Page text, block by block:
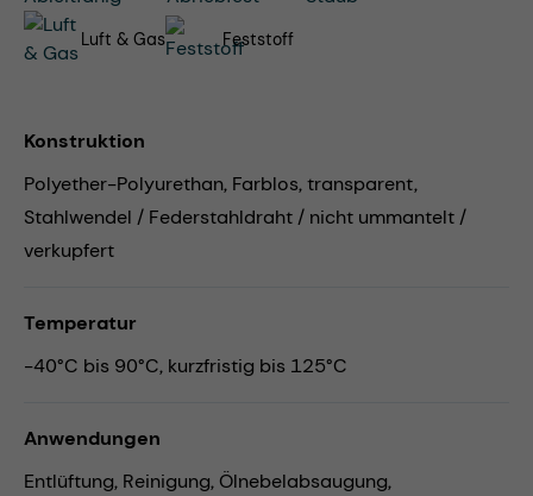
Luft & Gas Feststoff
Konstruktion
Polyether-Polyurethan, Farblos, transparent,
Stahlwendel / Federstahldraht / nicht ummantelt /
verkupfert
Temperatur
-40°C bis 90°C, kurzfristig bis 125°C
Anwendungen
Entlüftung, Reinigung, Ölnebelabsaugung,